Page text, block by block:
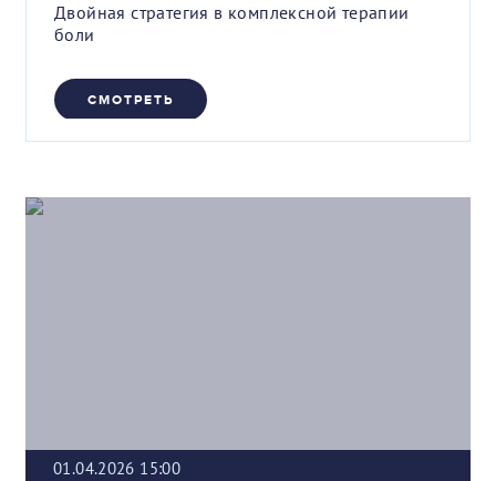
Двойная стратегия в комплексной терапии
боли
СМОТРЕТЬ
01.04.2026 15:00